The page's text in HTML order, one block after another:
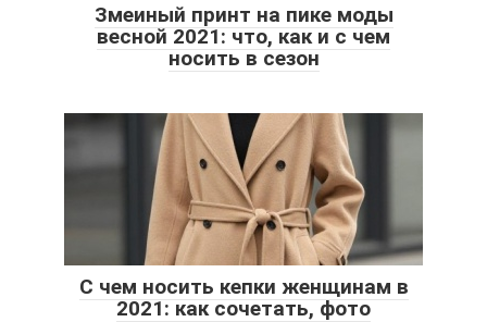
Змеиный принт на пике моды
весной 2021: что, как и с чем
носить в сезон
С чем носить кепки женщинам в
2021: как сочетать, фото